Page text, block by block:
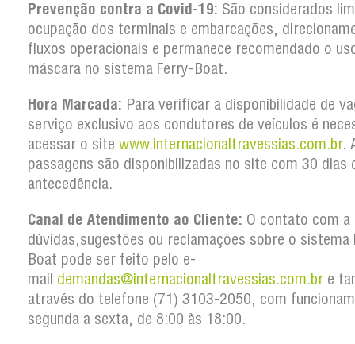
Prevenção contra a Covid-19: São considerados
ocupação dos terminais e embarcações,
fluxos operacionais e permanece recomendado o
máscara no sistema Ferry-Boat.
Hora Marcada: Para verificar a disponibilidade de
serviço exclusivo aos condutores de veículos é
acessar o site www.internacionaltravessias.com.br.
passagens são disponibilizadas no site com 30 dias
antecedência.
Canal de Atendimento ao Cliente: O contato com a
dúvidas,sugestões ou reclamações sobre o sistema
Boat pode ser feito pelo e-
mail demandas@internacionaltravessias.com.br e
através do telefone (71) 3103-2050, com
segunda a sexta, de 8:00 às 18:00.